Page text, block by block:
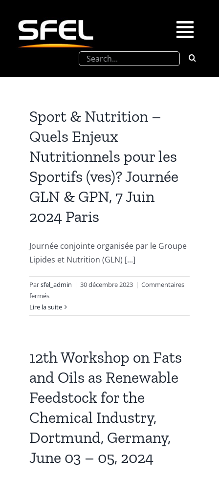
contenu
Prix de Thèse SFEL
Partenariats
Rechercher:
Sport & Nutrition –
Quels Enjeux
Nutritionnels pour les
Sportifs (ves)? Journée
GLN & GPN, 7 Juin
2024 Paris
Journée conjointe organisée par le Groupe
Lipides et Nutrition (GLN) [...]
Parsfel_admin | 30 décembre 2023 | Commentaires
ferméssur
Sport
&
Quels
Enjeux
Nutritionnels
pour
les
(ves)?
GLN
GPN,
Lire la suite
12th Workshop on Fats
and Oils as Renewable
Feedstock for the
Chemical Industry,
Dortmund, Germany,
June 03 – 05, 2024